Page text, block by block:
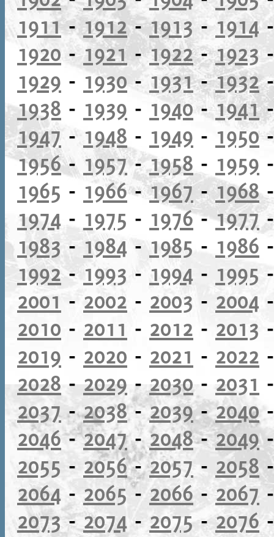
1911-1912-1913 -1914
1920 -1921 -1922-1923
1929 - 1930-1931-1932
1938 - 1939 - 1940-1941
1947- 1948 - 1949 - 1950
1956- 1957-1958 - 1959
1965 - 1966-1967- 1968
1974 - 1975 - 1976-1977
1983 - 1984 - 1985 - 1986
1992- 1993 - 1994 - 1995
2001 - 2002 - 2003 - 2004
2010 - 2011 - 2012 - 2013
2019 - 2020 - 2021 - 2022
2028 - 2029 - 2030- 2031
2037-2038-2039-2040
2046-2047-2048-2049
2055 - 2056-2057 - 2058
2064 - 2065- 2066-2067
2073-2074- 2075-2076